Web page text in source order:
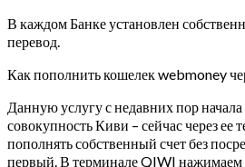
В каждом Банке установлен
перевод.
Как пополнить кошелек webmoney
Данную услугу с недавних пор начала
совокупность Киви – сейчас через
пополнять собственный счет без
первый. В терминале QIWI нажимаем